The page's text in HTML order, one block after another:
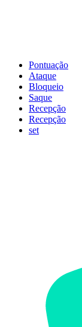
Pontuação
Ataque
Bloqueio
Saque
Recepção
Recepção
set